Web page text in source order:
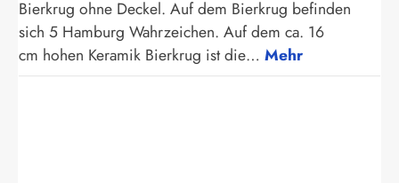
Bierkrug ohne Deckel. Auf dem Bierkrug befinden
sich 5 Hamburg Wahrzeichen. Auf dem ca. 16
cm hohen Keramik Bierkrug ist die… Mehr